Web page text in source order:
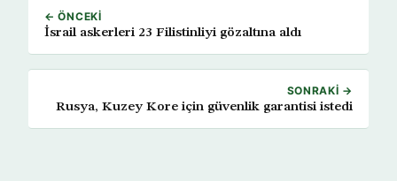
← ÖNCEKI
İsrail askerleri 23 Filistinliyi gözaltına aldı
SONRAKI →
Rusya, Kuzey Kore için güvenlik garantisi istedi